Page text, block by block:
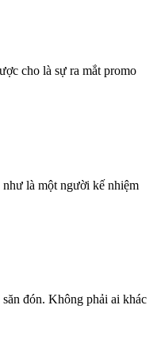
cho là sự ra mắt promo
là một người kế nhiệm
đón. Không phải ai khác